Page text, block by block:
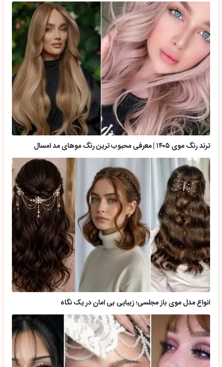
ترند رنگ موی ۱۴۰۵ | معرفی محبوب ترین رنگ موهای مد امسال
انواع مدل موی باز مجلسی؛ زیبایی بی امان در یک نگاه